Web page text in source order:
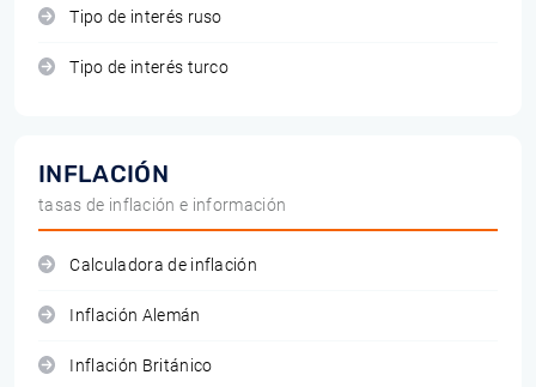
Tipo de interés ruso
Tipo de interés turco
INFLACIÓN
tasas de inflación e información
Calculadora de inflación
Inflación Alemán
Inflación Británico